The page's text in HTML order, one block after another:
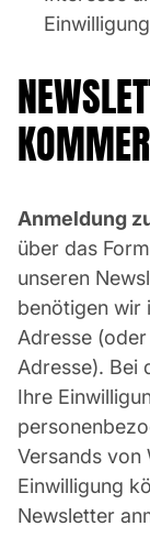
Anmeldung
über das
unseren
benötigen wir
Adresse
Adresse). Bei
Ihre
Versands von
Einwilligung
Newsletter